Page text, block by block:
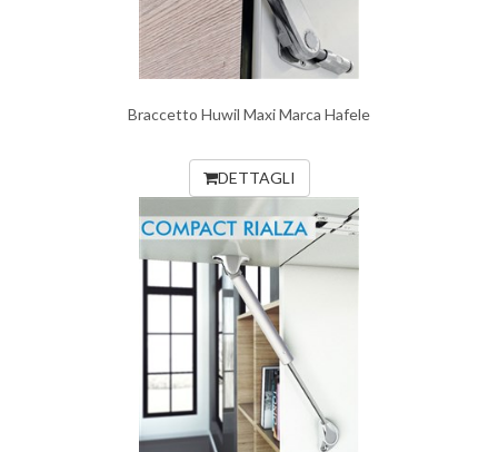
Braccetto Huwil Maxi Marca Hafele
DETTAGLI